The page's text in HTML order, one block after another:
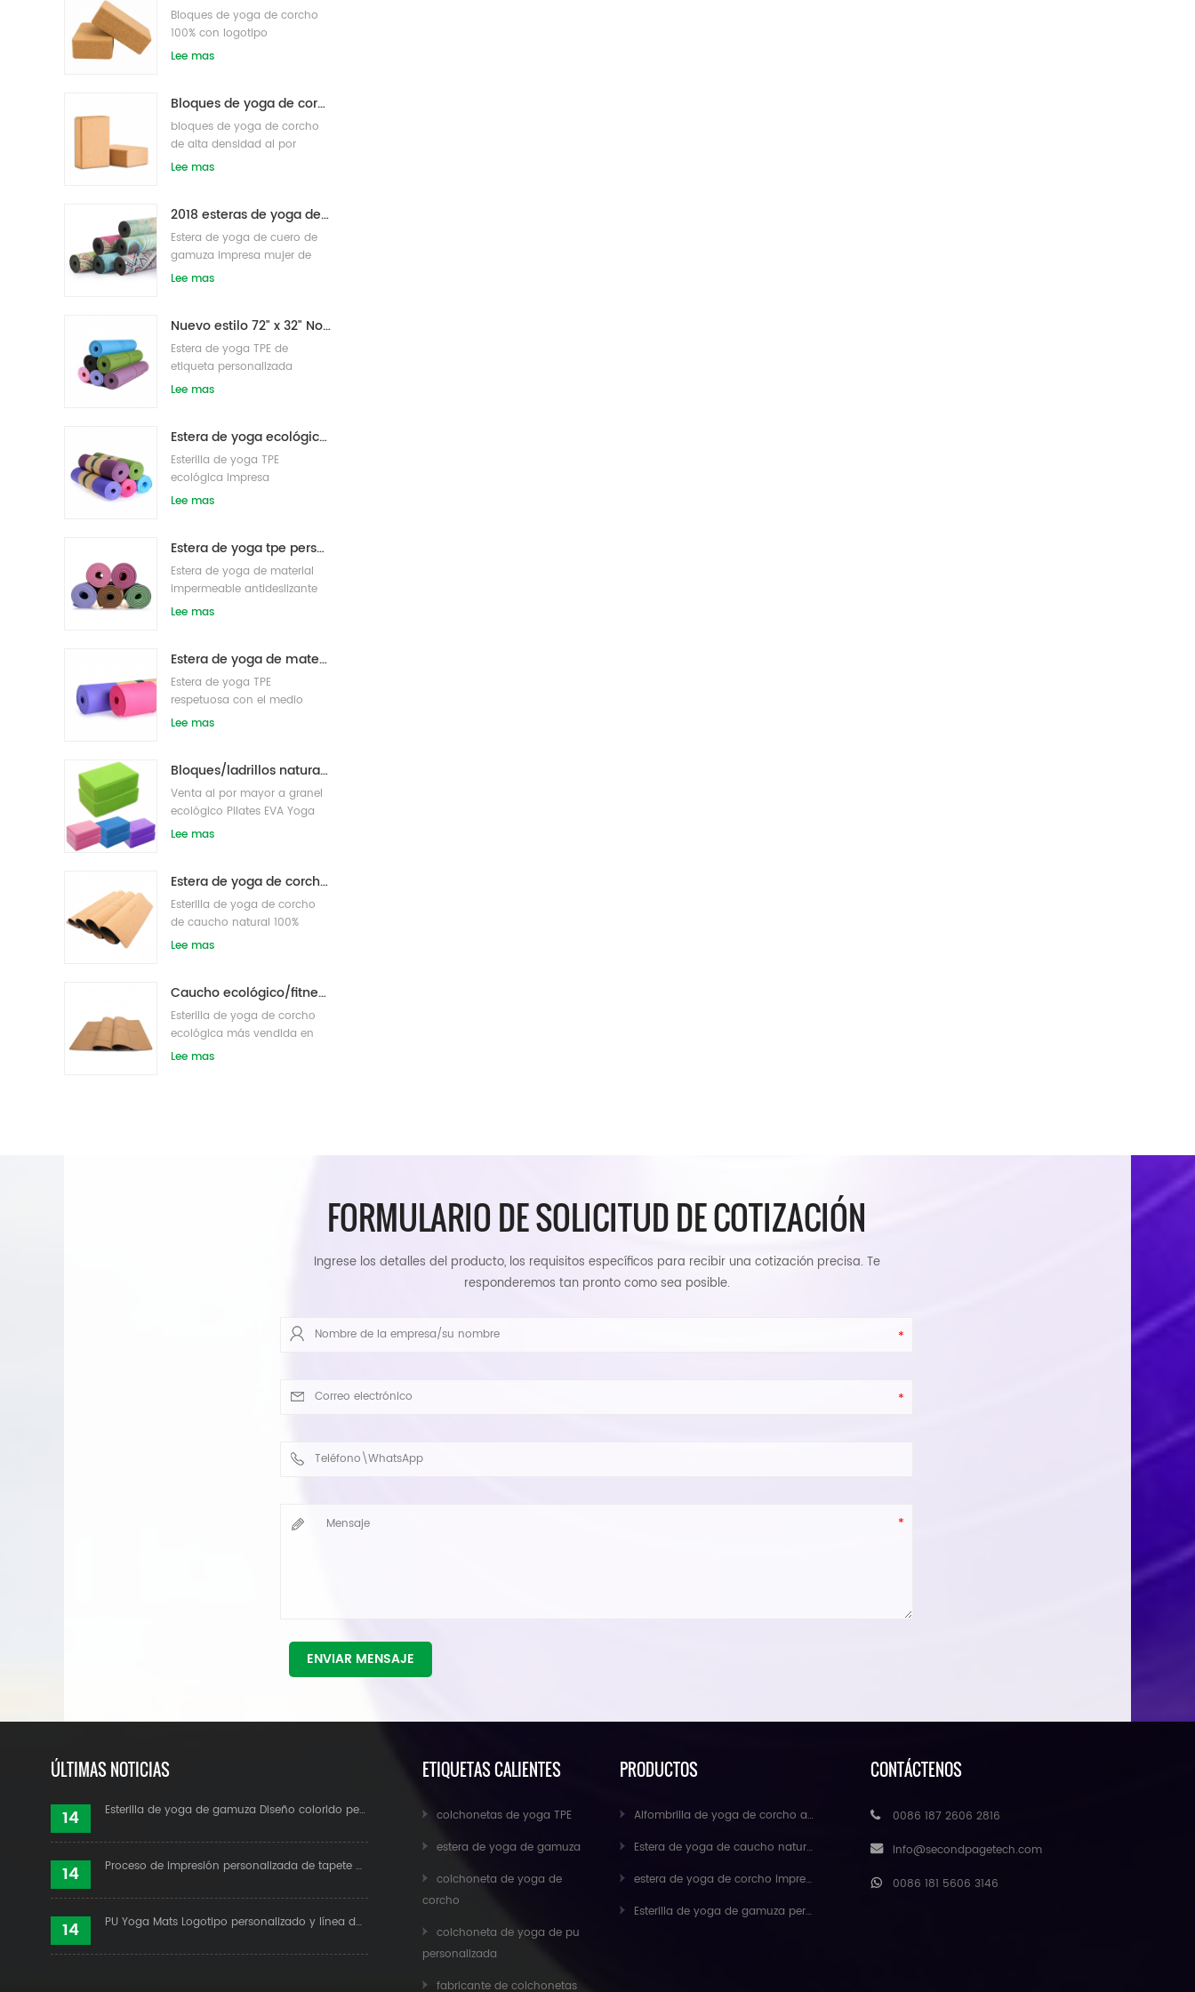
Bloques de yoga de corcho
100% con logotipo
personalizado OEM de alta
Lee mas
Bloques de yoga de corcho natural 4 x 6 x 9 pulgadas Ladrillos antideslizantes naturales al por mayor
bloques de yoga de corcho
de alta densidad al por
mayor
Lee mas
2018 esteras de yoga de gamuza impresas personalizadas de caucho natural de moda al por mayor
Estera de yoga de cuero de
gamuza impresa mujer de
goma natural ecológica
Lee mas
Nuevo estilo 72" x 32" No tóxico, sin látex, sin PVC - Esterilla de yoga 100% TPE
Estera de yoga TPE de
etiqueta personalizada
antideslizante de alta
Lee mas
Estera de yoga ecológica patentada no tóxica TPE al por mayor de China
Esterilla de yoga TPE
ecológica impresa
personalizada
Lee mas
Estera de yoga tpe personalizada de alta calidad de gran oferta de china
Estera de yoga de material
impermeable antideslizante
tpe respetuosa con el medio
Lee mas
Estera de yoga de material impermeable antideslizante TPE respetuosa con el medio ambiente al por mayor
Estera de yoga TPE
respetuosa con el medio
ambiente de etiqueta privada
Lee mas
Bloques/ladrillos naturales de la yoga de la espuma de EVA del logotipo de encargo del nuevo estilo al por mayor
Venta al por mayor a granel
ecológico Pilates EVA Yoga
bloque s/ladrillos
Lee mas
Estera de yoga de corcho de etiqueta privada OEM con diseño personalizado
Esterilla de yoga de corcho
de caucho natural 100%
ecológico
Lee mas
Caucho ecológico/fitness/esterilla de yoga de corcho personalizada/esterillas de ejercicio de corcho
Esterilla de yoga de corcho
ecológica más vendida en
Amazon
Lee mas
FORMULARIO DE SOLICITUD DE COTIZACIÓN
Ingrese los detalles del producto, los requisitos específicos para recibir una cotización precisa. Te
responderemos tan pronto como sea posible.
ENVIAR MENSAJE
ÚLTIMAS NOTICIAS
14 Esterilla de yoga de gamuza Diseño colorido personalizado
14 Proceso de impresión personalizada de tapete de yoga de gamuza
14 PU Yoga Mats Logotipo personalizado y línea de alineación
ETIQUETAS CALIENTES
colchonetas de yoga TPE
estera de yoga de gamuza
colchoneta de yoga de
corcho
colchoneta de yoga de pu
personalizada
fabricante de colchonetas
PRODUCTOS
Alfombrilla de yoga de corcho antideslizante para ejercicios ecológicos al por mayor
Estera de yoga de caucho natural de gamuza al por mayor para importadores
estera de yoga de corcho impresa personalizada antideslizante respetuosa con el medio ambiente de caucho natural
Esterilla de yoga de gamuza personalizada de nuevo diseño de Baishengmei
CONTÁCTENOS
0086 187 2606 2816
Info@secondpagetech.com
0086 181 5606 3146